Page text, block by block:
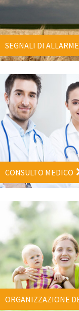
SEGNALI DI ALLARME
CONSULTO MEDICO
ORGANIZZAZIONE